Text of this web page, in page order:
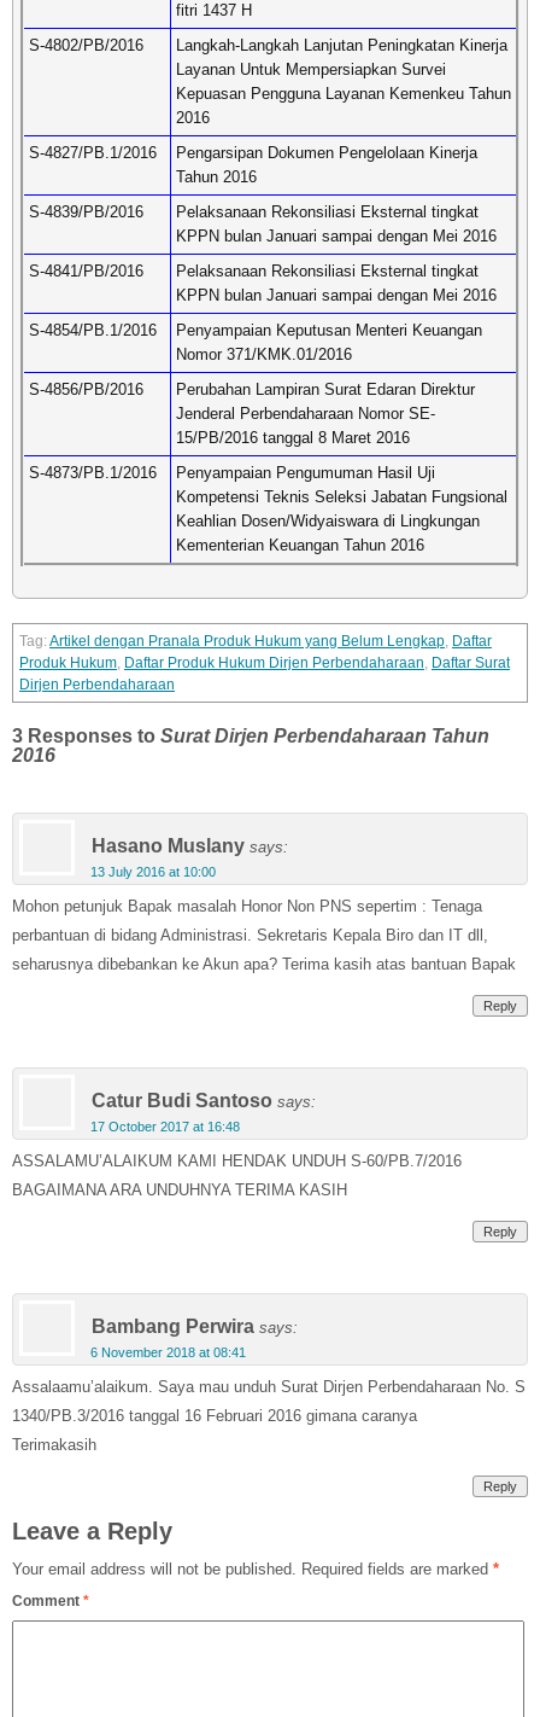
fitri 1437 H
S-4802/PB/2016
Langkah-Langkah Lanjutan Peningkatan Kinerja
Layanan Untuk Mempersiapkan Survei
Kepuasan Pengguna Layanan Kemenkeu Tahun
2016
S-4827/PB.1/2016
Pengarsipan Dokumen Pengelolaan Kinerja
Tahun 2016
S-4839/PB/2016
Pelaksanaan Rekonsiliasi Eksternal tingkat
KPPN bulan Januari sampai dengan Mei 2016
S-4841/PB/2016
Pelaksanaan Rekonsiliasi Eksternal tingkat
KPPN bulan Januari sampai dengan Mei 2016
S-4854/PB.1/2016
Penyampaian Keputusan Menteri Keuangan
Nomor 371/KMK.01/2016
S-4856/PB/2016
Perubahan Lampiran Surat Edaran Direktur
Jenderal Perbendaharaan Nomor SE-
15/PB/2016 tanggal 8 Maret 2016
S-4873/PB.1/2016
Penyampaian Pengumuman Hasil Uji
Kompetensi Teknis Seleksi Jabatan Fungsional
Keahlian Dosen/Widyaiswara di Lingkungan
Kementerian Keuangan Tahun 2016
Artikel dengan Pranala Produk Hukum yang Belum Lengkap, Daftar
Produk Hukum, Daftar Produk Hukum Dirjen Perbendaharaan, Daftar Surat
Dirjen Perbendaharaan
3 Responses to Surat Dirjen Perbendaharaan Tahun
2016
Hasano Muslany says:
13 July 2016 at 10:00
Mohon petunjuk Bapak masalah Honor Non PNS sepertim : Tenaga
perbantuan di bidang Administrasi. Sekretaris Kepala Biro dan IT dll,
seharusnya dibebankan ke Akun apa? Terima kasih atas bantuan Bapak
Reply
Catur Budi Santoso says:
17 October 2017 at 16:48
ASSALAMU’ALAIKUM KAMI HENDAK UNDUH S-60/PB.7/2016
BAGAIMANA ARA UNDUHNYA TERIMA KASIH
Reply
Bambang Perwira says:
6 November 2018 at 08:41
Assalaamu’alaikum. Saya mau unduh Surat Dirjen Perbendaharaan No. S
1340/PB.3/2016 tanggal 16 Februari 2016 gimana caranya
Terimakasih
Reply
Leave a Reply
Your email address will not be published. Required fields are marked *
Comment *